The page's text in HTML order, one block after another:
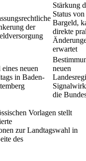
der
Stärkung
Status von
Bargeld,
direkte
erwartet
neuen
in Baden-
neuen
die
Vorlagen stellt
zur Landtagswahl in
des